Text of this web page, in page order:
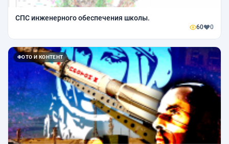
СПС инженерного обеспечения школы.
60 0
ФОТО И КОНТЕНТ